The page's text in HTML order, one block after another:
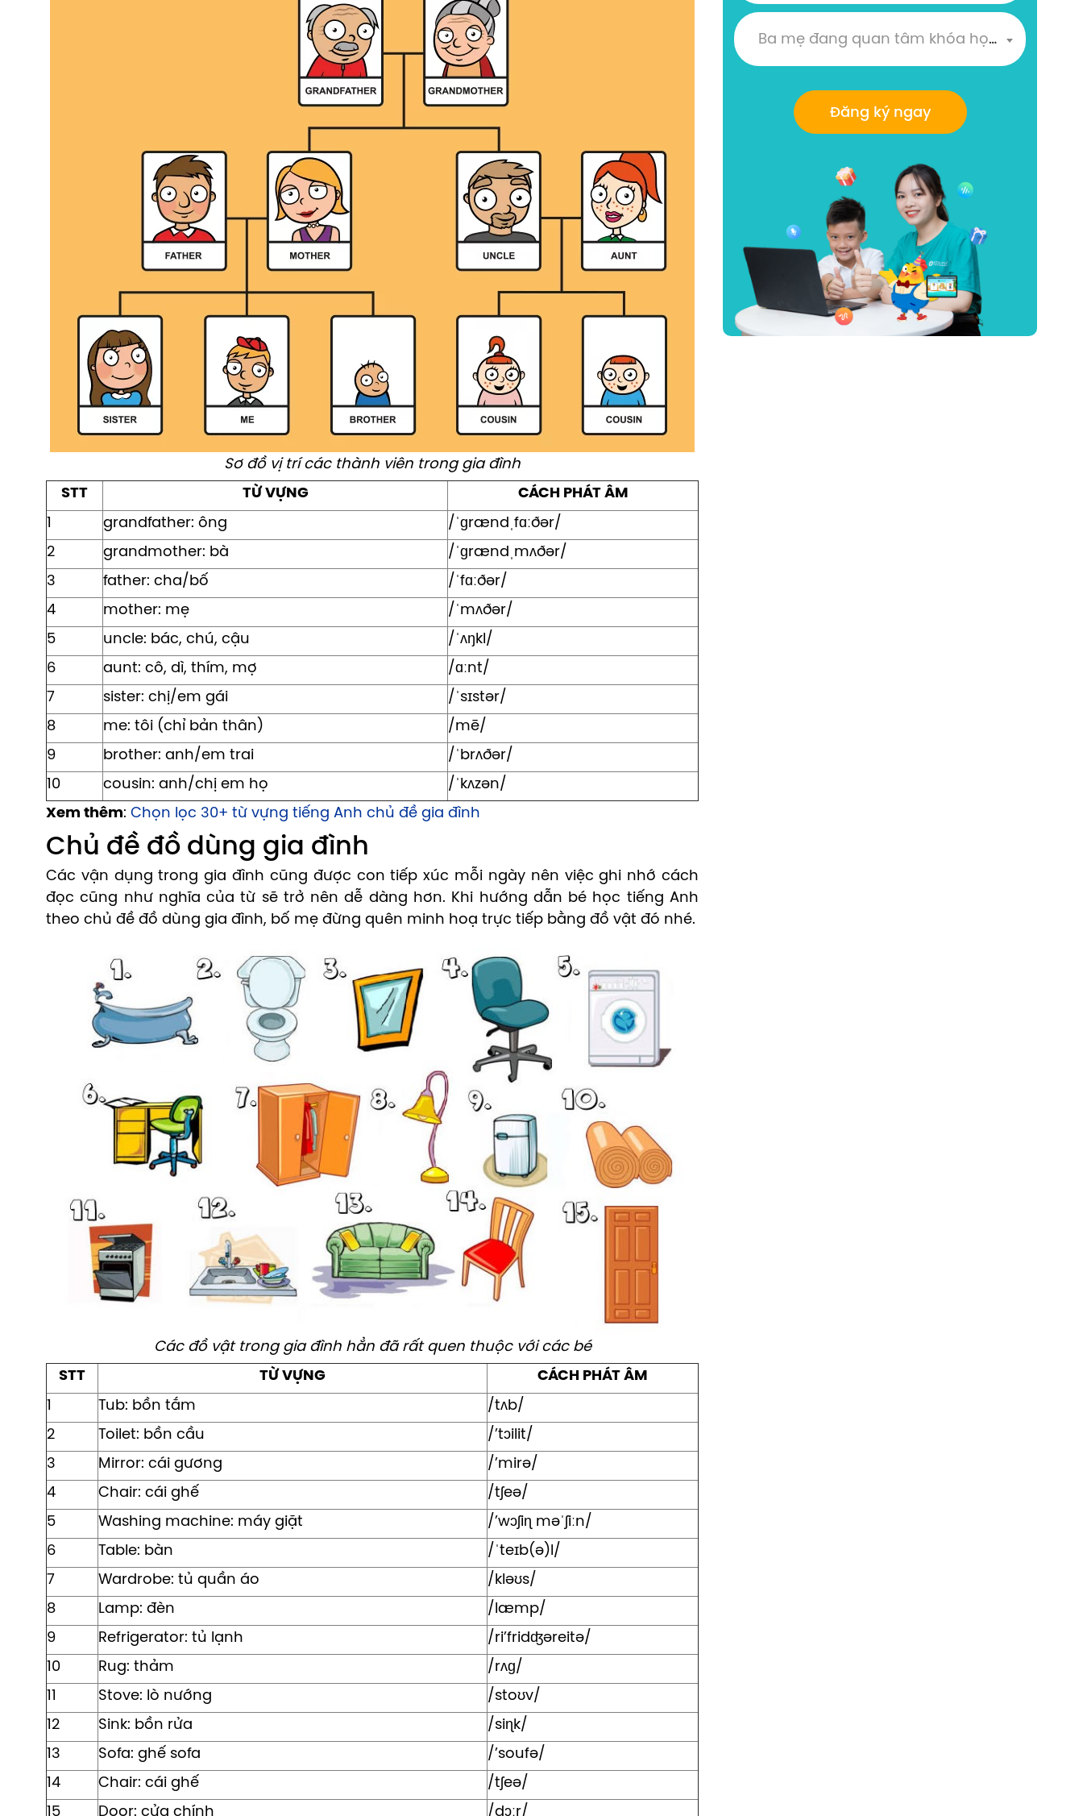
Sơ đồ vị trí các thành viên trong gia đình
STT TỪ VỰNG CÁCH PHÁT ÂM
1 grandfather: ông
/ˈɡrændˌfɑːðər/
2
grandmother: bà
/ˈɡrændˌmʌðər/
3
father: cha/bố
/ˈfɑːðər/
4
mother: mẹ
/ˈmʌðər/
5
uncle: bác, chú, cậu
/ˈʌŋkl/
6
aunt: cô, dì, thím, mợ
/ɑːnt/
7
sister: chị/em gái
/ˈsɪstər/
8
me: tôi (chỉ bản thân)
/mē/
9
brother: anh/em trai
/ˈbrʌðər/
10
cousin: anh/chị em họ /ˈkʌzən/
Xem thêm: Chọn lọc 30+ từ vựng tiếng Anh chủ đề gia đình
Chủ đề đồ dùng gia đình
Các vận dụng trong gia đình cũng được con tiếp xúc mỗi ngày nên việc ghi nhớ cách
đọc cũng như nghĩa của từ sẽ trở nên dễ dàng hơn. Khi hướng dẫn bé học tiếng Anh
theo chủ đề đồ dùng gia đình, bố mẹ đừng quên minh hoạ trực tiếp bằng đồ vật đó nhé.
Các đồ vật trong gia đình hẳn đã rất quen thuộc với các bé
STT TỪ VỰNG CÁCH PHÁT ÂM
1 Tub: bồn tắm
/tʌb/
2
Toilet: bồn cầu
/’tɔilit/
3
Mirror: cái gương
/’mirə/
4
Chair: cái ghế
/tʃeə/
5
Washing machine: máy giặt
/’wɔʃiɳ məˈʃiːn/
6
Table: bàn
/ˈteɪb(ə)l/
7
Wardrobe: tủ quần áo
/kləʊs/
8
Lamp: đèn
/læmp/
9
Refrigerator: tủ lạnh
/ri’fridʤəreitə/
10
Rug: thảm
/rʌɡ/
11
Stove: lò nướng
/stoʊv/
12
Sink: bồn rửa
/siɳk/
13
Sofa: ghế sofa
/’soufə/
14
Chair: cái ghế
/tʃeə/
15
Door: cửa chính /dɔːr/
Ba mẹ đang quan tâm khóa học nào?
Đăng ký ngay